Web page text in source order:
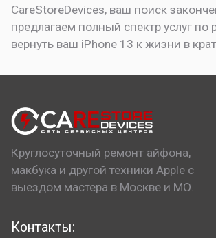
CareStoreDevices, ваш поиск
предлагаем полный спектр услуг по
вернуть ваш iPhone 13 к жизни в
Круглосуточный ремонт айфона,
макбука и другой техники Apple с
выездом мастера в Москве и МО.
Контакты: